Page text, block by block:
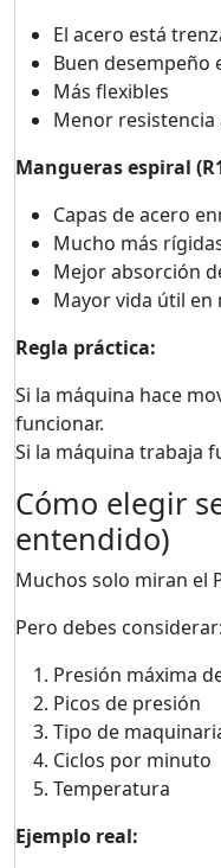
El acero está
Buen desempeño
Más flexibles
Menor
Mangueras espiral
Capas de acero
Mucho más
Mejor absorción
Mayor vida útil en
Regla práctica:
Si la máquina hace
funcionar.
Si la máquina trabaja
Cómo elegir
entendido)
Muchos solo miran el
Pero debes considerar:
Presión máxima
Picos de presión
Tipo de
Ciclos por minuto
Temperatura
Ejemplo real: